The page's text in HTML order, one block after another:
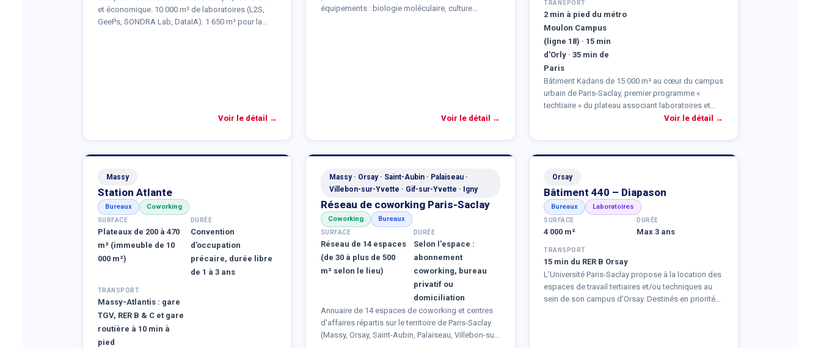
et économique. 10 000 m² de laboratoires (L2S,
GeePs, SONDRA Lab, DataIA). 1 650 m² pour la
Voir le détail →
équipements : biologie moléculaire, culture
Voir le détail →
TRANSPORT
2 min à pied du métro
Moulon Campus
(ligne 18) · 15 min
d'Orly · 35 min de
Paris
Bâtiment Kadans de 15 000 m² au cœur du campus
urbain de Paris-Saclay, premier programme «
techtiaire » du plateau associant laboratoires et
bureaux à la pointe de l'innovation. Conçu en 4 îlots
laboratoire directement connectée aux bureaux.
Voir le détail →
Massy
Station Atlante
Bureaux Coworking
SURFACE
Plateaux de 200 à 470
m² (immeuble de 10
000 m²)
DURÉE
Convention
d'occupation
précaire, durée libre
de 1 à 3 ans
TRANSPORT
Massy-Atlantis : gare
TGV, RER B & C et gare
routière à 10 min à
pied
Massy · Orsay · Saint-Aubin · Palaiseau ·
Villebon-sur-Yvette · Gif-sur-Yvette · Igny
Réseau de coworking Paris-Saclay
Coworking Bureaux
SURFACE
Réseau de 14 espaces
(de 30 à plus de 500
m² selon le lieu)
DURÉE
Selon l'espace :
abonnement
coworking, bureau
privatif ou
domiciliation
Annuaire de 14 espaces de coworking et centres
d'affaires répartis sur le territoire de Paris-Saclay
(Massy, Orsay, Saint-Aubin, Palaiseau, Villebon-sur-
Orsay
Bâtiment 440 – Diapason
Bureaux Laboratoires
SURFACE
4 000 m²
DURÉE
Max 3 ans
TRANSPORT
15 min du RER B Orsay
L’Université Paris-Saclay propose à la location des
espaces de travail tertiaires et/ou techniques au
sein de son campus d’Orsay. Destinés en priorité